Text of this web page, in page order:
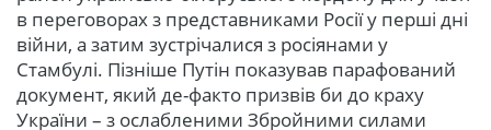
в переговорах з представниками Росії у перші дні
війни, а затим зустрічалися з росіянами у
Стамбулі. Пізніше Путін показував парафований
документ, який де-факто призвів би до краху
України – з ослабленими Збройними силами